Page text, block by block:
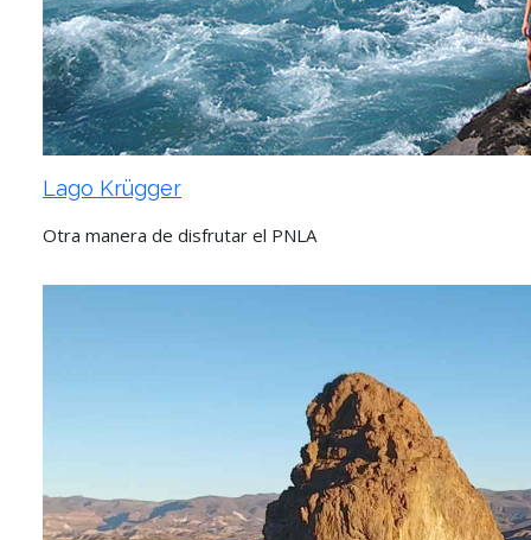
Lago Krügger
Otra manera de disfrutar el PNLA